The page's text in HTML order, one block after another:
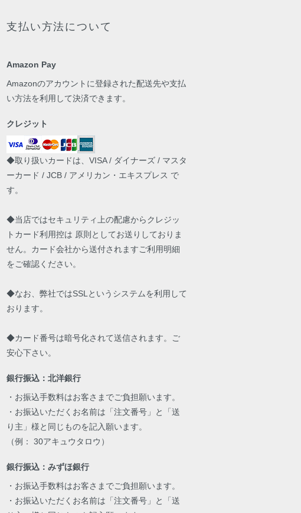
支払い方法について
Amazon Pay
Amazonのアカウントに登録された配送先や支払
い方法を利用して決済できます。
クレジット
◆取り扱いカードは、VISA / ダイナーズ / マスタ
ーカード / JCB / アメリカン・エキスプレス で
す。
◆当店ではセキュリティ上の配慮からクレジッ
トカード利用控は 原則としてお送りしておりま
せん。カード会社から送付されますご利用明細
をご確認ください。
◆なお、弊社ではSSLというシステムを利用して
おります。
◆カード番号は暗号化されて送信されます。ご
安心下さい。
銀行振込：北洋銀行
・お振込手数料はお客さまでご負担願います。
・お振込いただくお名前は「注文番号」と「送
り主」様と同じものを記入願います。
（例： 30アキュウタロウ）
銀行振込：みずほ銀行
・お振込手数料はお客さまでご負担願います。
・お振込いただくお名前は「注文番号」と「送